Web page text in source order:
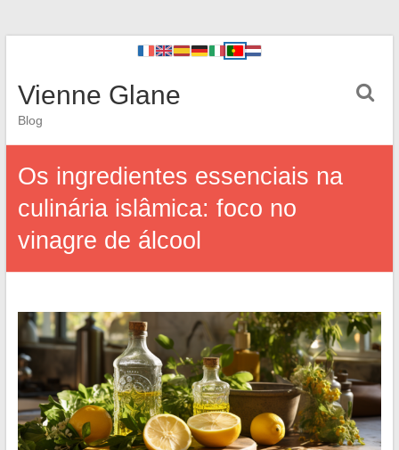
Vienne Glane
Blog
Os ingredientes essenciais na
culinária islâmica: foco no
vinagre de álcool